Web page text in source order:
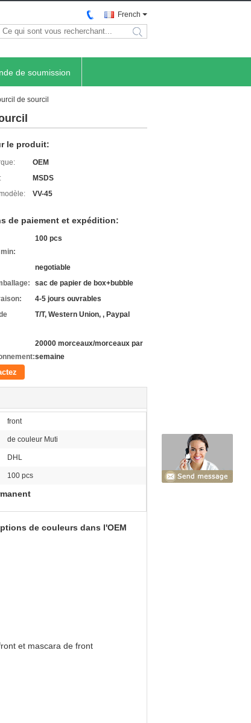
French
search
de soumission
de sourcil
le produit:
OEM
MSDS
VV-45
de paiement et expédition:
100 pcs
negotiable
sac de papier de box+bubble
4-5 jours ouvrables
T/T, Western Union, , Paypal
20000 morceaux/morceaux par
semaine
front
de couleur Muti
DHL
100 pcs
de couleurs dans l'OEM
et mascara de front